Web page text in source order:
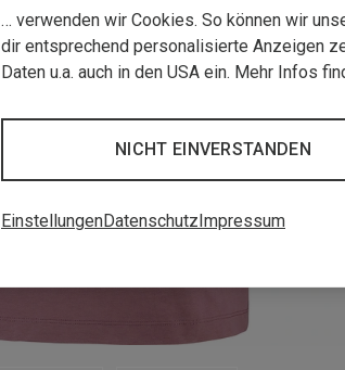
… verwenden wir Cookies. So können wir
dir entsprechend personalisierte Anzeigen
Daten u.a. auch in den USA ein. Mehr Infos
NICHT EINVERSTANDEN
EinstellungenDatenschutz Impressum